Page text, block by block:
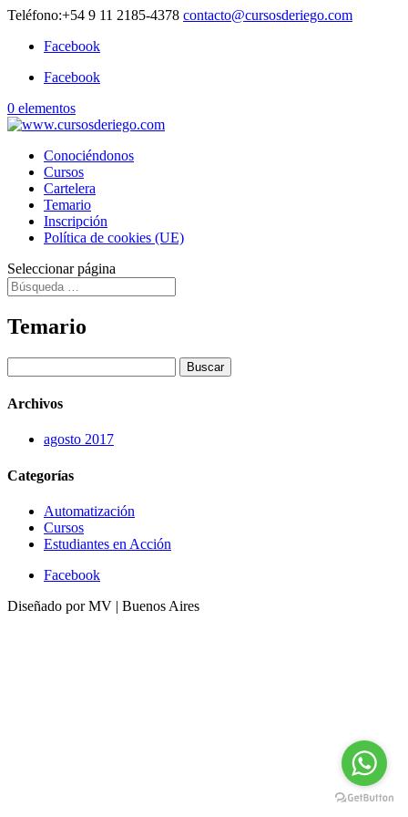
Teléfono:+54 9 11 2185-4378 contacto@cursosderiego.com
Facebook
Facebook
0 elementos
Conociéndonos
Cursos
Cartelera
Temario
Inscripción
Política de cookies (UE)
Seleccionar página
Temario
Archivos
agosto 2017
Categorías
Automatización
Cursos
Estudiantes en Acción
Facebook
Diseñado por MV | Buenos Aires